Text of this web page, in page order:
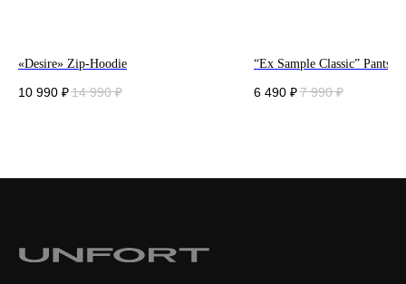
«Desire» Zip-Hoodie
10 990 ₽14 990 ₽
“Ex Sample Classic” Pants
6 490 ₽7 990 ₽